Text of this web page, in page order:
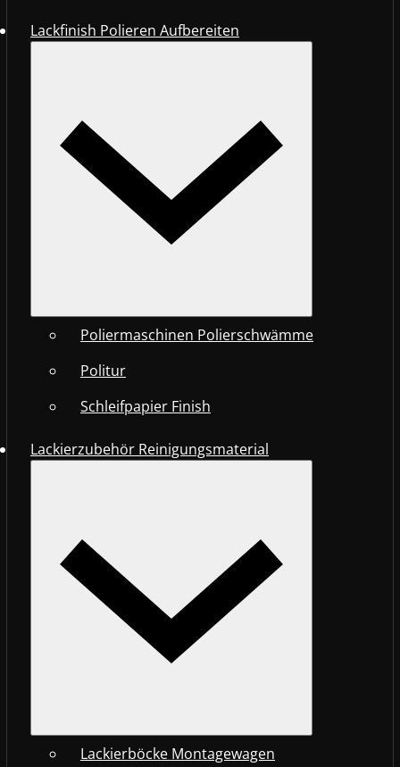
Lackfinish Polieren Aufbereiten
Poliermaschinen Polierschwämme
Politur
Schleifpapier Finish
Lackierzubehör Reinigungsmaterial
Lackierböcke Montagewagen